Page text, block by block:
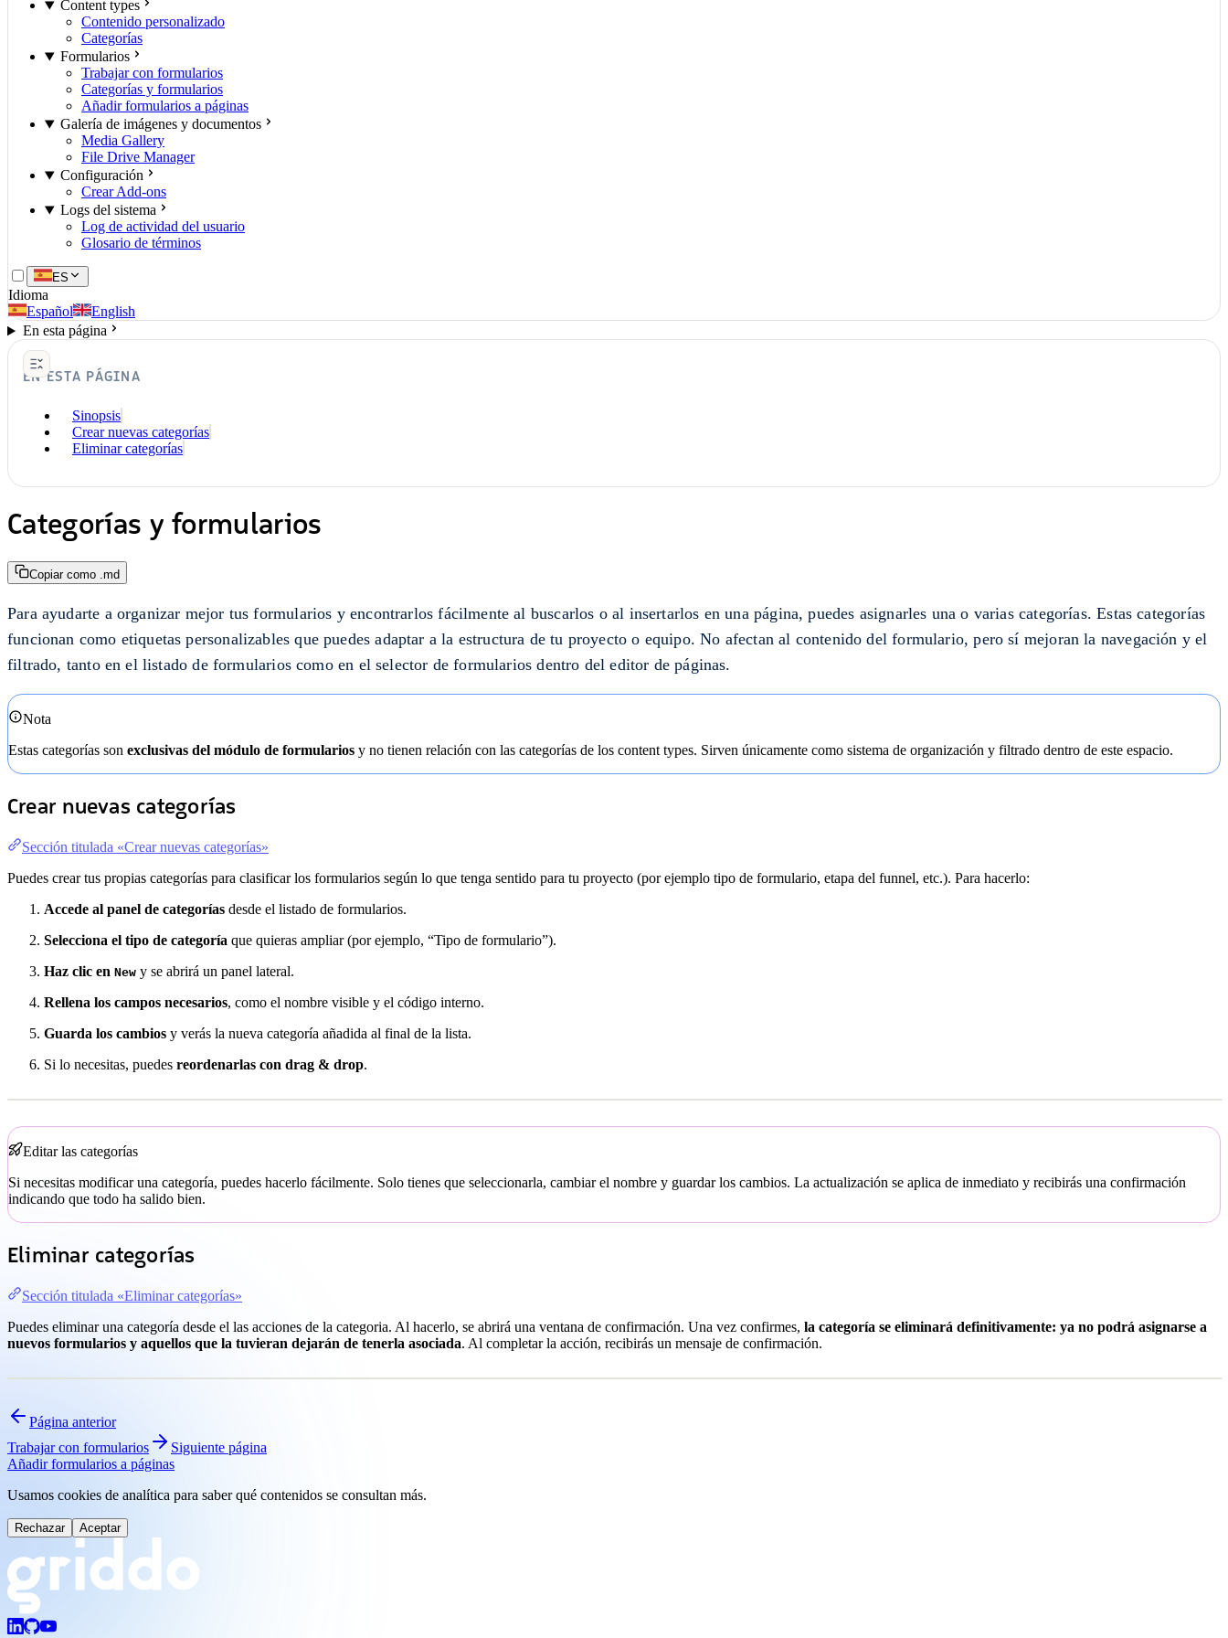
Content types
Contenido personalizado
Categorías
Formularios
Trabajar con formularios
Categorías y formularios
Añadir formularios a páginas
Galería de imágenes y documentos
Media Gallery
File Drive Manager
Configuración
Crear Add-ons
Logs del sistema
Log de actividad del usuario
Glosario de términos
ES
Idioma
Español
English
En esta página
EN ESTA PÁGINA
Sinopsis
Crear nuevas categorías
Eliminar categorías
Categorías y formularios
Copiar como .md
Para ayudarte a organizar mejor tus formularios y encontrarlos fácilmente al buscarlos o al insertarlos en una página, puedes asignarles una o varias categorías. Estas categorías
funcionan como etiquetas personalizables que puedes adaptar a la estructura de tu proyecto o equipo. No afectan al contenido del formulario, pero sí mejoran la navegación y el
filtrado, tanto en el listado de formularios como en el selector de formularios dentro del editor de páginas.
Nota
Estas categorías son exclusivas del módulo de formularios y no tienen relación con las categorías de los content types. Sirven únicamente como sistema de organización y filtrado dentro de este espacio.
Crear nuevas categorías
Sección titulada «Crear nuevas categorías»
Puedes crear tus propias categorías para clasificar los formularios según lo que tenga sentido para tu proyecto (por ejemplo tipo de formulario, etapa del funnel, etc.). Para hacerlo:
Accede al panel de categorías desde el listado de formularios.
Selecciona el tipo de categoría que quieras ampliar (por ejemplo, “Tipo de formulario”).
Haz clic en New y se abrirá un panel lateral.
Rellena los campos necesarios, como el nombre visible y el código interno.
Guarda los cambios y verás la nueva categoría añadida al final de la lista.
Si lo necesitas, puedes reordenarlas con drag & drop.
Editar las categorías
Si necesitas modificar una categoría, puedes hacerlo fácilmente. Solo tienes que seleccionarla, cambiar el nombre y guardar los cambios. La actualización se aplica de inmediato y recibirás una confirmación
indicando que todo ha salido bien.
Eliminar categorías
Sección titulada «Eliminar categorías»
Puedes eliminar una categoría desde el las acciones de la categoria. Al hacerlo, se abrirá una ventana de confirmación. Una vez confirmes, la categoría se eliminará definitivamente: ya no podrá asignarse a
nuevos formularios y aquellos que la tuvieran dejarán de tenerla asociada. Al completar la acción, recibirás un mensaje de confirmación.
Página anterior
Trabajar con formularios
Siguiente página
Añadir formularios a páginas
Usamos cookies de analítica para saber qué contenidos se consultan más.
Rechazar Aceptar